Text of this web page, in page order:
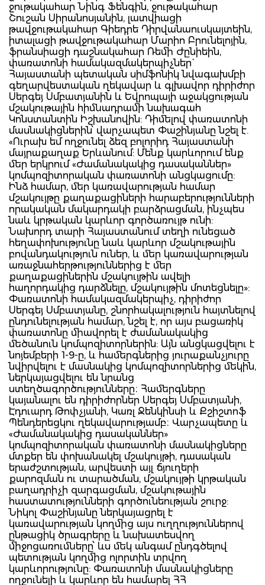
ջութակահար Նինգ Ֆենգին, ջութակահար
Շուշան Սիրանոսյանին, լատվիացի
թավջութակահար Գիեդրե Դիրվանաուսկայտեին,
իտալացի թավջութակահար Մարիո Բրունելոյին,
ֆրանսիացի դաշնակահար Ռեմի Ժընիեին,
փառատոնի համակազմակերպիչներ`
Հայաստանի պետական սիմֆոնիկ նվագախմբի
գեղարվեստական ղեկավար և գլխավոր դիրիժոր
Սերգեյ Սմբատյանին և Եվրոպայի աջակցության
մշակութային հիմնադրամի նախագահ
Կոնստանտին Իշխանովին: Դիմելով փառատոնի
մասնակիցներին՝ վարչապետ Փաշինյանը նշել է.
«Ուրախ եմ ողջունել ձեզ բոլորիդ Հայաստանի
մայրաքաղաք Երևանում: Մենք կարևորում ենք
մեր երկրում «Ժամանակակից դասականներ»
կոմպոզիտորական փառատոնի անցկացումը:
Ինձ համար, մեր կառավարության համար
մշակույթը քաղաքացիների հարաբերությունների
որակական մակարդակի բարձրացման, ինչպես
նաև կրթական կարևոր գործառույթ ունի:
Նախորդ տարի Հայաստանում տեղի ունեցած
հեղափոխությունը նաև կարևոր մշակութային
բովանդակություն ուներ, և մեր կառավարության
առաջնահերթություններից է մեր
քաղաքացիներին մշակույթին ավելի
հաղորդակից դարձնելը, մշակույթին մոտեցնելը»:
Փառատոնի համակազմակերպիչ, դիրիժոր
Սերգեյ Սմբատյանը, շնորհակալություն հայտնելով
ընդունելության համար, նշել է, որ այս բացառիկ
փառատոնը միավորել է ժամանակակից
մեծանուն կոմպոզիտորներին: Այն անցկացվելու է
նոյեմբերի 1-9-ը, և համերգներից յուրաքանչյուրը
նվիրվելու է մասնակից կոմպոզիտորներից մեկին,
ներկայացվելու են նրանց
ստեղծագործությունները։ Համերգները
կայանալու են դիրիժորներ Սերգեյ Սմբատյանի,
Էդուարդ Թոփչյանի, Կառլ Ջենկինսի և Քշիշտոֆ
Պենդերեցկու ղեկավարությամբ։ Վարչապետը և
«Ժամանակակից դասականներ»
կոմպոզիտորական փառատոնի մասնակիցները
մտքեր են փոխանակել մշակույթի, դասական
երաժշտության, արվեստի այլ ճյուղերի
քարոզման ու տարածման, մշակույթի կրթական
բաղադրիչի զարգացման, մշակութային
հաստատությունների գործունեության շուրջ:
Նիկոլ Փաշինյանը ներկայացրել է
կառավարության կողմից այս ուղղություններով
ընթացիկ ծրագրերը և նախատեսվող
միջոցառումները՝ ևս մեկ անգամ ընդգծելով
պետության կողմից ոլորտին տրվող
կարևորությունը: Փառատոնի մասնակիցները
ողջունելի և կարևոր են համարել ՀՀ